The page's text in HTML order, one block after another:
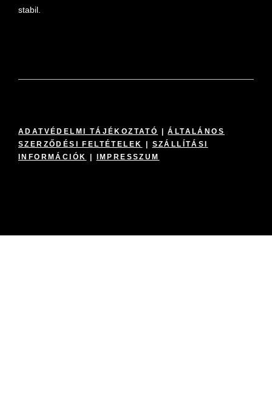
stabil.
ADATVÉDELMI TÁJÉKOZTATÓ |ÁLTALÁNOS
SZERZŐDÉSI FELTÉTELEK
SZÁLLÍTÁSI
INFORMÁCIÓK
IMPRESSZUM